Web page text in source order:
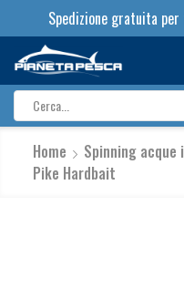
Spedizione gratuita
Home Spinning acque
Pike Hardbait